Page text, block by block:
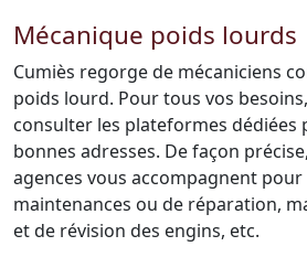
Mécanique poids lourds
Cumiès regorge de mécaniciens
poids lourd. Pour tous vos
consulter les plateformes dédiées
bonnes adresses. De façon
agences vous accompagnent
maintenances ou de réparation,
et de révision des engins, etc.